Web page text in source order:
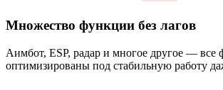
Множество функции без лагов
Аимбот, ESP, радар и многое другое — все
оптимизированы под стабильную работу